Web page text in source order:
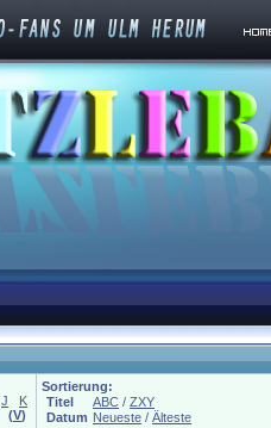
J
K
(V)
Sortierung:
Titel
ABC / ZXY
Datum Neueste / Älteste